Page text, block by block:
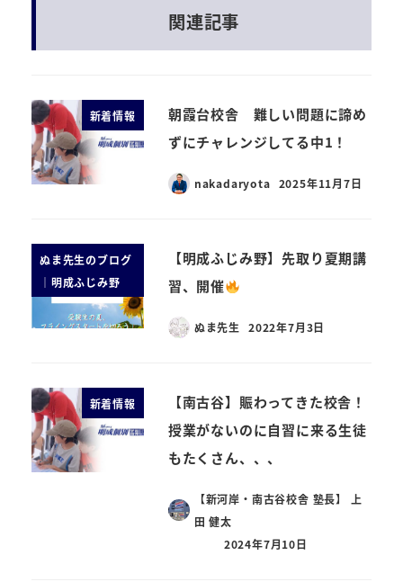
関連記事
新着情報
朝霞台校舎 難しい問題に諦め
ずにチャレンジしてる中1！
nakadaryota 2025年11月7日
ぬま先生のブログ
｜明成ふじみ野
【明成ふじみ野】先取り夏期講
習、開催
ぬま先生 2022年7月3日
新着情報
【南古谷】賑わってきた校舎！
授業がないのに自習に来る生徒
もたくさん、、、
【新河岸・南古谷校舎 塾長】 上
田 健太
2024年7月10日